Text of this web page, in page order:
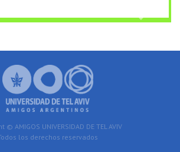
Next
© AMIGOS UNIVERSIDAD DE TEL AVIV
los derechos reservados